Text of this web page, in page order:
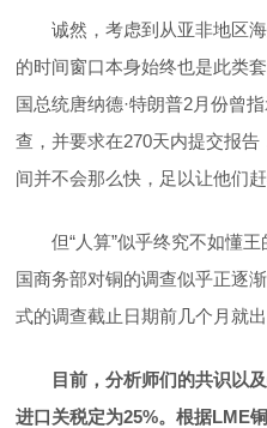
诚然，考虑到从亚非地区海
的时间窗口本身始终也是此类
国总统唐纳德·特朗普2月份曾
查，并要求在270天内提交报
间并不会那么快，足以让他们
但“人算”似乎终究不如懂王
国商务部对铜的调查似乎正逐
式的调查截止日期前几个月就出
目前，分析师们的共识以
进口关税定为25%。根据LME